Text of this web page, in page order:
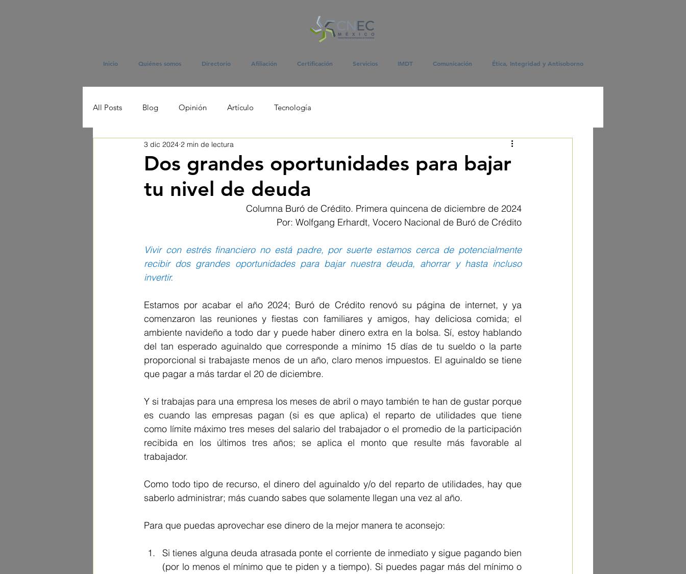
Inicio Quiénes somos Directorio Afiliación Certificación Servicios IMDT Comunicación Ética, Integridad y Antisoborno
All Posts Blog Opinión Artículo Tecnología
Dos grandes oportunidades para bajar
tu nivel de deuda
3 dic 2024 2 min de lectura
Columna Buró de Crédito. Primera quincena de diciembre de 2024
Por: Wolfgang Erhardt, Vocero Nacional de Buró de Crédito
Vivir con estrés financiero no está padre, por suerte estamos cerca de potencialmente
recibir dos grandes oportunidades para bajar nuestra deuda, ahorrar y hasta incluso
invertir.
Estamos por acabar el año 2024; Buró de Crédito renovó su página de internet, y ya
comenzaron las reuniones y fiestas con familiares y amigos, hay deliciosa comida; el
ambiente navideño a todo dar y puede haber dinero extra en la bolsa. Sí, estoy hablando
del tan esperado aguinaldo que corresponde a mínimo 15 días de tu sueldo o la parte
proporcional si trabajaste menos de un año, claro menos impuestos. El aguinaldo se tiene
que pagar a más tardar el 20 de diciembre.
Y si trabajas para una empresa los meses de abril o mayo también te han de gustar porque
es cuando las empresas pagan (si es que aplica) el reparto de utilidades que tiene
como límite máximo tres meses del salario del trabajador o el promedio de la participación
recibida en los últimos tres años; se aplica el monto que resulte más favorable al
trabajador.
Como todo tipo de recurso, el dinero del aguinaldo y/o del reparto de utilidades, hay que
saberlo administrar; más cuando sabes que solamente llegan una vez al año.
Para que puedas aprovechar ese dinero de la mejor manera te aconsejo:
Si tienes alguna deuda atrasada ponte el corriente de inmediato y sigue pagando bien
(por lo menos el mínimo que te piden y a tiempo). Si puedes pagar más del mínimo o